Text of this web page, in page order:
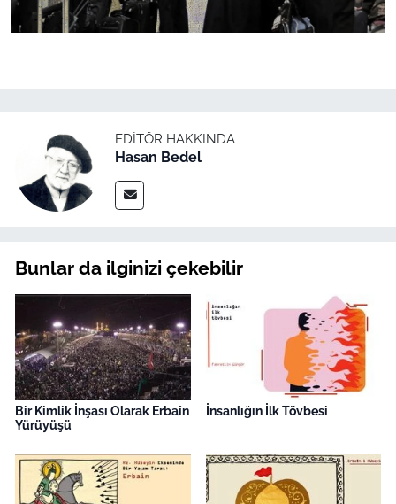
EDITÖR HAKKINDA
Hasan Bedel
Bunlar da ilginizi çekebilir
Bir Kimlik İnşası Olarak Erbaîn
Yürüyüşü
İnsanlığın İlk Tövbesi